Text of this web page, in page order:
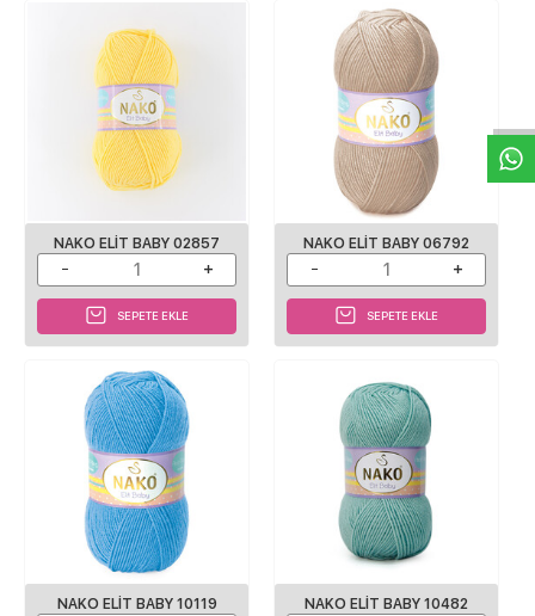
NAKO ELIT BABY 02857
SEPETE EKLE
NAKO ELIT BABY 06792
SEPETE EKLE
NAKO ELIT BABY 10119 NAKO ELIT BABY 10482